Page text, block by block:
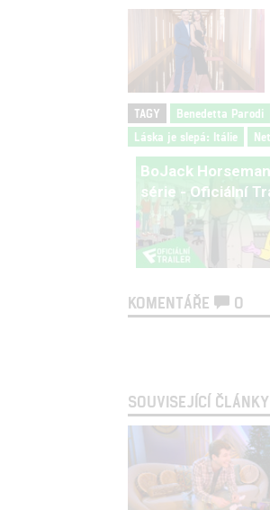
TAGY Benedetta Parodi
Láska je slepá: Itálie
BoJack
série - Oficiální
KOMENTÁŘE 0
SOUVISEJÍCÍ ČLÁNKY